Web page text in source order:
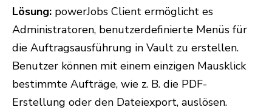
Lösung: powerJobs Client ermöglicht es
Administratoren, benutzerdefinierte Menüs für
die Auftragsausführung in Vault zu erstellen.
Benutzer können mit einem einzigen Mausklick
bestimmte Aufträge, wie z. B. die PDF-
Erstellung oder den Dateiexport, auslösen.